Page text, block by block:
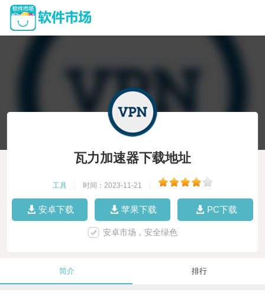
瓦力加速器下载地址
工具 时间：2023-11-21
安卓下载 苹果下载 PC下载
安卓市场，安全绿色
简介 排行